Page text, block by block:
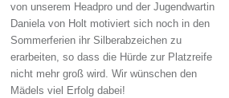
von unserem Headpro und der Jugendwartin
Daniela von Holt motiviert sich noch in den
Sommerferien ihr Silberabzeichen zu
erarbeiten, so dass die Hürde zur Platzreife
nicht mehr groß wird. Wir wünschen den
Mädels viel Erfolg dabei!